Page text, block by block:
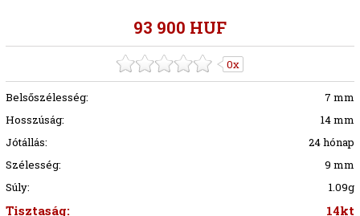
93 900 HUF
0x
Belsőszélesség:
7 mm
Hosszúság:
14 mm
Jótállás:
24 hónap
Szélesség:
9 mm
Súly:
1.09g
Tisztaság: 14kt